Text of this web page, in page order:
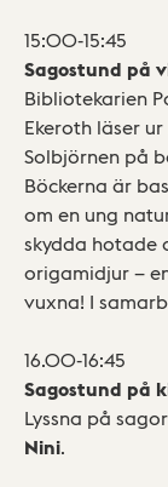
15:00-15:45
Sagostund på
Bibliotekarien
Ekeroth läser
Solbjörnen på
Böckerna är
om en ung
skydda hotade
origamidjur –
vuxna! I
16.00-16:45
Sagostund på
Lyssna på
Nini.